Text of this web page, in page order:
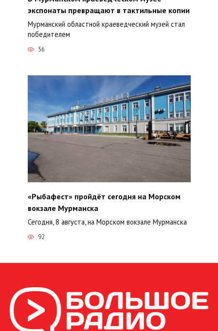
экспонаты превращают в тактильные копии
Мурманский областной краеведческий музей стал
победителем
56
«Рыбафест» пройдёт сегодня на Морском
вокзале Мурманска
Сегодня, 8 августа, на Морском вокзале Мурманска
92